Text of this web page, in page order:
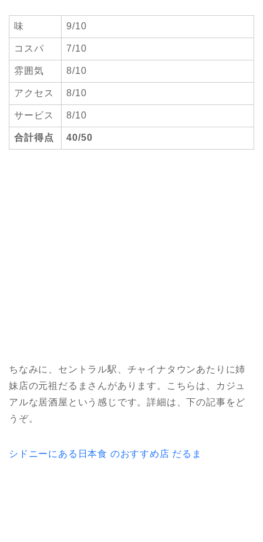
味 9/10
コスパ 7/10
雰囲気 8/10
アクセス 8/10
サービス 8/10
合計得点 40/50
ちなみに、セントラル駅、チャイナタウンあたりに姉
妹店の元祖だるまさんがあります。こちらは、カジュ
アルな居酒屋という感じです。詳細は、下の記事をど
うぞ。
シドニーにある日本食 のおすすめ店 だるま